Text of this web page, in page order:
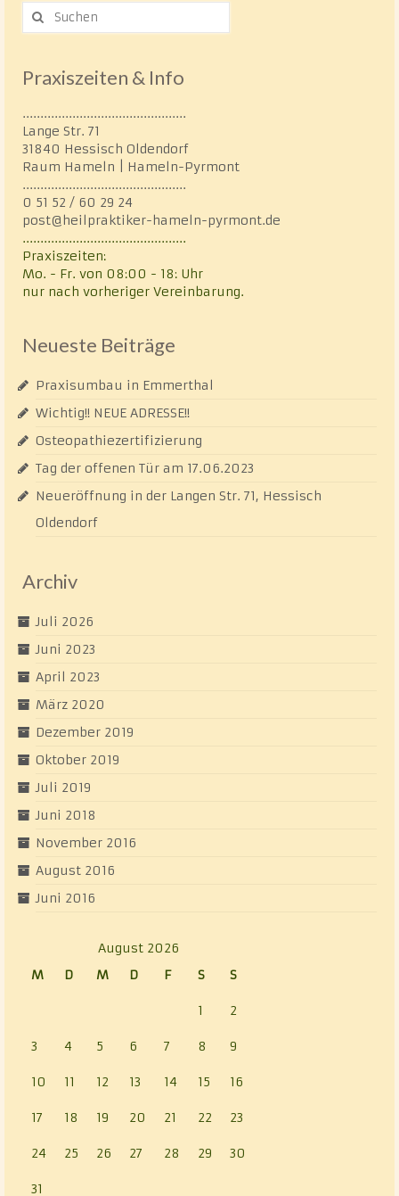
Suche
nach:
Praxiszeiten & Info
..............................................
Lange Str. 71
31840 Hessisch Oldendorf
Raum Hameln | Hameln-Pyrmont
..............................................
0 51 52 / 60 29 24
post@heilpraktiker-hameln-pyrmont.de
..............................................
Praxiszeiten:
Mo. - Fr. von 08:00 - 18: Uhr
nur nach vorheriger Vereinbarung.
Neueste Beiträge
Praxisumbau in Emmerthal
Wichtig!! NEUE ADRESSE!!
Osteopathiezertifizierung
Tag der offenen Tür am 17.06.2023
Neueröffnung in der Langen Str. 71, Hessisch
Oldendorf
Archiv
Juli 2026
Juni 2023
April 2023
März 2020
Dezember 2019
Oktober 2019
Juli 2019
Juni 2018
November 2016
August 2016
Juni 2016
August 2026
M
D M D F S S
1 2
3 4 5 6 7 8 9
10 11 12 13 14 15 16
17 18 19 20 21 22 23
24 25 26 27 28 29 30
31